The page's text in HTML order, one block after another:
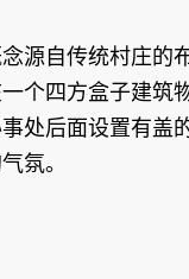
源自传统村庄的
个四方盒子建筑
处后面设置有盖
氛。